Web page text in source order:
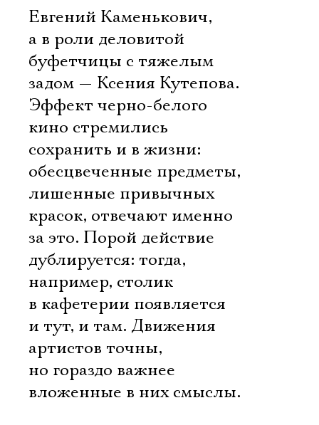
Евгений Каменькович,
а в роли деловитой
буфетчицы с тяжелым
задом — Ксения Кутепова.
Эффект черно-белого
кино стремились
сохранить и в жизни:
обесцвеченные предметы,
лишенные привычных
красок, отвечают именно
за это. Порой действие
дублируется: тогда,
например, столик
в кафетерии появляется
и тут, и там. Движения
артистов точны,
но гораздо важнее
вложенные в них смыслы.